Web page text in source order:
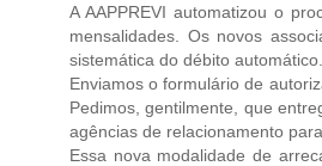
A AAPPREVI automatizou o
mensalidades. Os novos
sistemática do débito automático.
Enviamos o formulário de
Pedimos, gentilmente, que
agências de relacionamento
Essa nova modalidade de